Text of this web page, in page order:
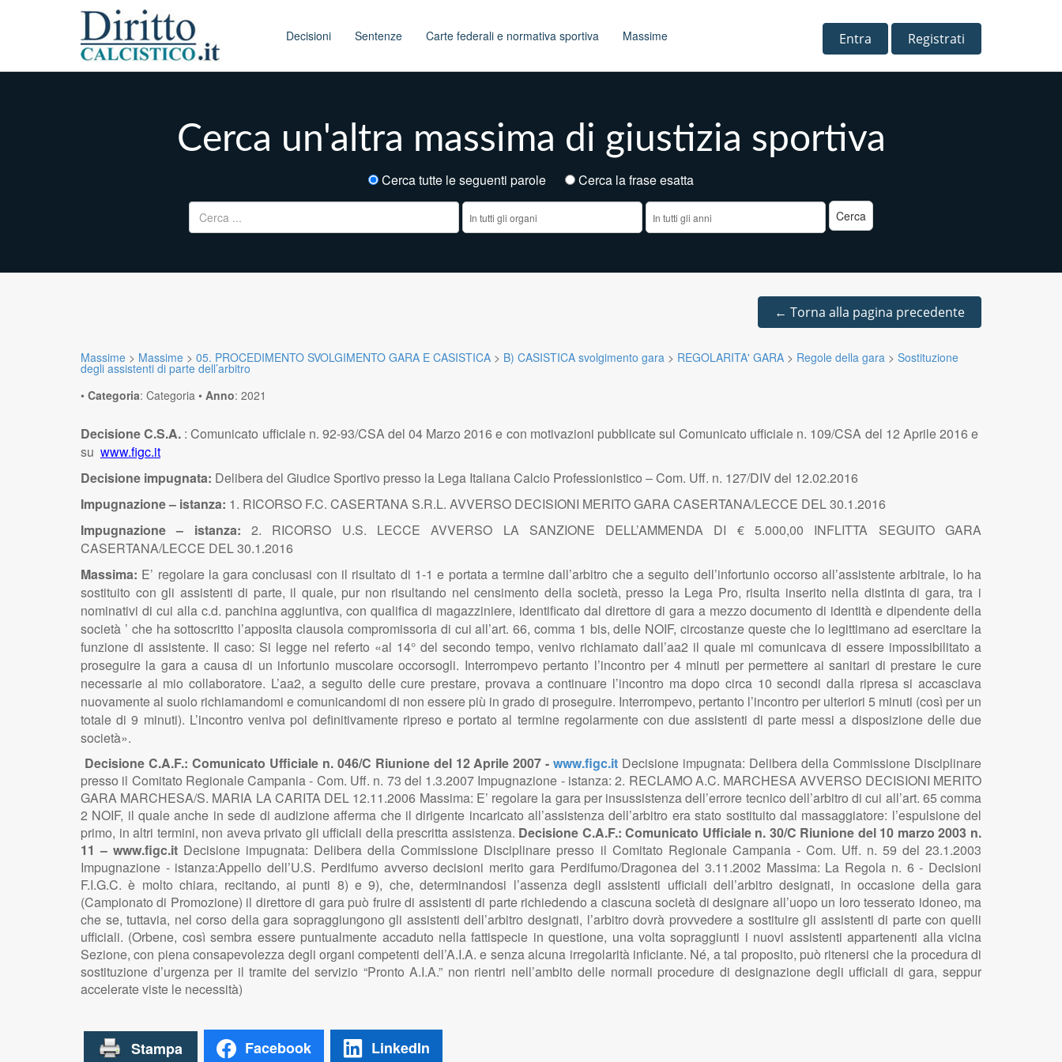
Main menu Decisioni Sentenze Carte federali e normativa sportiva Massime Entra Registrati
Cerca un'altra massima di giustizia sportiva
Cerca tutte le seguenti parole
Cerca la frase esatta
Ricerca per:
← Torna alla pagina precedente
Massime > Massime > 05. PROCEDIMENTO SVOLGIMENTO GARA E CASISTICA > B) CASISTICA svolgimento gara > REGOLARITA' GARA > Regole della gara > Sostituzione
degli assistenti di parte dell’arbitro
• Categoria: Categoria • Anno: 2021
Decisione C.S.A. : Comunicato ufficiale n. 92-93/CSA del 04 Marzo 2016 e con motivazioni pubblicate sul Comunicato ufficiale n. 109/CSA del 12 Aprile 2016 e
su www.figc.it
Decisione impugnata: Delibera del Giudice Sportivo presso la Lega Italiana Calcio Professionistico – Com. Uff. n. 127/DIV del 12.02.2016
Impugnazione – istanza: 1. RICORSO F.C. CASERTANA S.R.L. AVVERSO DECISIONI MERITO GARA CASERTANA/LECCE DEL 30.1.2016
Impugnazione – istanza: 2. RICORSO U.S. LECCE AVVERSO LA SANZIONE DELL’AMMENDA DI € 5.000,00 INFLITTA SEGUITO GARA
CASERTANA/LECCE DEL 30.1.2016
Massima: E’ regolare la gara conclusasi con il risultato di 1-1 e portata a termine dall’arbitro che a seguito dell’infortunio occorso all’assistente arbitrale, lo ha
sostituito con gli assistenti di parte, il quale, pur non risultando nel censimento della società, presso la Lega Pro, risulta inserito nella distinta di gara, tra i
nominativi di cui alla c.d. panchina aggiuntiva, con qualifica di magazziniere, identificato dal direttore di gara a mezzo documento di identità e dipendente della
società ’ che ha sottoscritto l’apposita clausola compromissoria di cui all’art. 66, comma 1 bis, delle NOIF, circostanze queste che lo legittimano ad esercitare la
funzione di assistente. Il caso: Si legge nel referto «al 14° del secondo tempo, venivo richiamato dall’aa2 il quale mi comunicava di essere impossibilitato a
proseguire la gara a causa di un infortunio muscolare occorsogli. Interrompevo pertanto l’incontro per 4 minuti per permettere ai sanitari di prestare le cure
necessarie al mio collaboratore. L’aa2, a seguito delle cure prestare, provava a continuare l’incontro ma dopo circa 10 secondi dalla ripresa si accasciava
nuovamente al suolo richiamandomi e comunicandomi di non essere più in grado di proseguire. Interrompevo, pertanto l’incontro per ulteriori 5 minuti (così per un
totale di 9 minuti). L’incontro veniva poi definitivamente ripreso e portato al termine regolarmente con due assistenti di parte messi a disposizione delle due
società».
Decisione C.A.F.: Comunicato Ufficiale n. 046/C Riunione del 12 Aprile 2007 -www.figc.it Decisione impugnata: Delibera della Commissione Disciplinare
presso il Comitato Regionale Campania - Com. Uff. n. 73 del 1.3.2007 Impugnazione - istanza: 2. RECLAMO A.C. MARCHESA AVVERSO DECISIONI MERITO
GARA MARCHESA/S. MARIA LA CARITA DEL 12.11.2006 Massima: E’ regolare la gara per insussistenza dell’errore tecnico dell’arbitro di cui all’art. 65 comma
2 NOIF, il quale anche in sede di audizione afferma che il dirigente incaricato all’assistenza dell’arbitro era stato sostituito dal massaggiatore: l’espulsione del
primo, in altri termini, non aveva privato gli ufficiali della prescritta assistenza. Decisione C.A.F.: Comunicato Ufficiale n. 30/C Riunione del 10 marzo 2003 n.
11 – www.figc.it Decisione impugnata: Delibera della Commissione Disciplinare presso il Comitato Regionale Campania - Com. Uff. n. 59 del 23.1.2003
Impugnazione - istanza:Appello dell’U.S. Perdifumo avverso decisioni merito gara Perdifumo/Dragonea del 3.11.2002 Massima: La Regola n. 6 - Decisioni
F.I.G.C. è molto chiara, recitando, ai punti 8) e 9), che, determinandosi l’assenza degli assistenti ufficiali dell’arbitro designati, in occasione della gara
(Campionato di Promozione) il direttore di gara può fruire di assistenti di parte richiedendo a ciascuna società di designare all’uopo un loro tesserato idoneo, ma
che se, tuttavia, nel corso della gara sopraggiungono gli assistenti dell’arbitro designati, l’arbitro dovrà provvedere a sostituire gli assistenti di parte con quelli
ufficiali. (Orbene, così sembra essere puntualmente accaduto nella fattispecie in questione, una volta sopraggiunti i nuovi assistenti appartenenti alla vicina
Sezione, con piena consapevolezza degli organi competenti dell’A.I.A. e senza alcuna irregolarità inficiante. Né, a tal proposito, può ritenersi che la procedura di
sostituzione d’urgenza per il tramite del servizio “Pronto A.I.A.” non rientri nell’ambito delle normali procedure di designazione degli ufficiali di gara, seppur
accelerate viste le necessità)
Facebook LinkedIn